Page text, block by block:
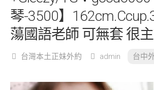
琴-3500】
蕩國語老師 可無套 很
台灣本土正妹外約 admin 台中